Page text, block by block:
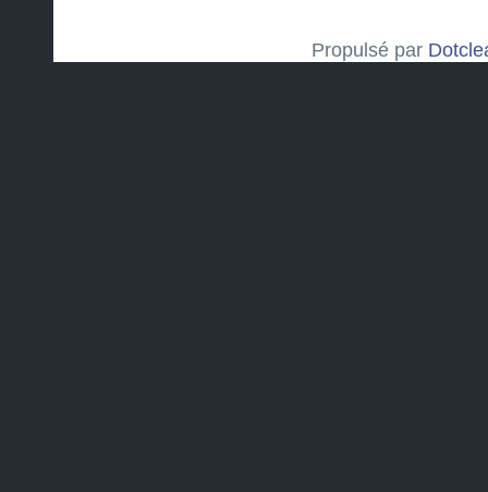
Propulsé par